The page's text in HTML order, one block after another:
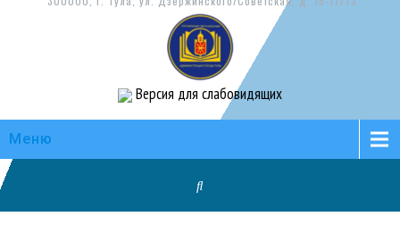
Версия для слабовидящих
Меню